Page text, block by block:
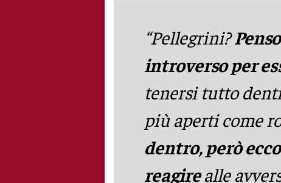
“Pellegrini?P
introverso per
tenersi tutto
più aperti come
dentro, però
reagirealle